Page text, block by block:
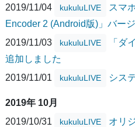
2019/11/04
kukuluLIVE
スマ
Encoder 2 (Android版)」バー
2019/11/03
kukuluLIVE
「ダ
追加しました
2019/11/01
kukuluLIVE シス
2019年 10月
2019/10/31
kukuluLIVE
オリ